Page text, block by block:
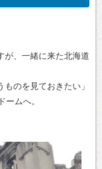
が、一緒に来た北海道
のを見ておきたい」
ームへ。